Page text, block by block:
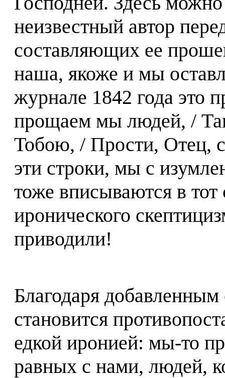
неизвестный автор
составляющих ее
наша, якоже и мы
журнале 1842 года это
прощаем мы людей, /
Тобою, / Прости, Отец,
эти строки, мы с
тоже вписываются в
иронического
приводили!
Благодаря
становится
едкой иронией: мы-то
равных с нами, людей,